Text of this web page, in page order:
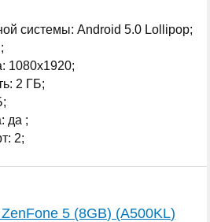
системы: Android 5.0 Lollipop;
1080x1920;
2 ГБ;
да ;
2;
5 (8GB) (A500KL)